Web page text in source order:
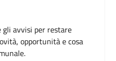
avvisi per restare
opportunità e cosa